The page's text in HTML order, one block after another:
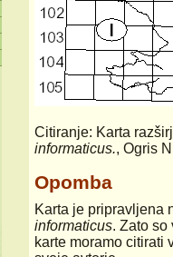
Citiranje: Karta
informaticus., Ogris
Opomba
Karta je pripravljena
informaticus. Zato so
karte moramo citirati